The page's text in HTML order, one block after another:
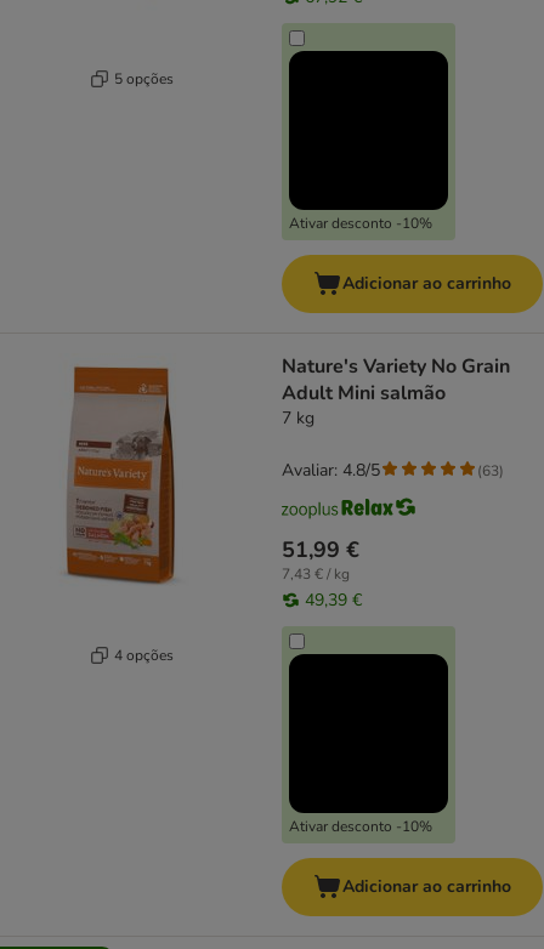
5 opções
Ativar desconto -10%
Adicionar ao carrinho
4 opções
Nature's Variety No Grain
Adult Mini salmão
7 kg
51,99 €
7,43 € / kg
49,39 €
Ativar desconto -10%
Avaliar: 4.8/5 (63)
Adicionar ao carrinho